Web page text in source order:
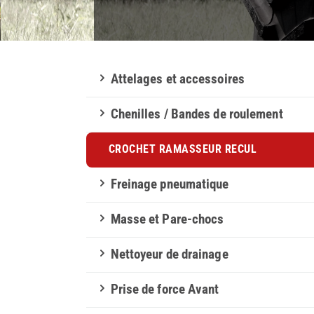
Attelages et accessoires
Chenilles / Bandes de roulement
CROCHET RAMASSEUR RECUL
Freinage pneumatique
Masse et Pare-chocs
Nettoyeur de drainage
Prise de force Avant
Crochet ramasseur à recul